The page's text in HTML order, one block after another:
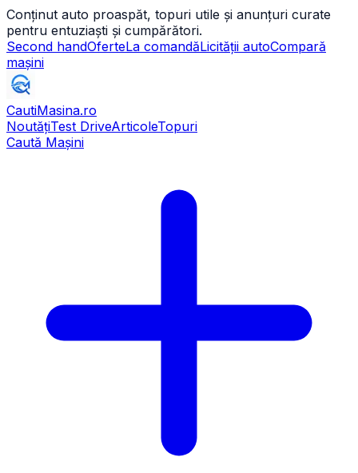
Conținut auto proaspăt, topuri utile și anunțuri curate
pentru entuziaști și cumpărători.
Second handOferteLa comandăLicității autoCompară
mașini
CautiMasina.ro
NoutățiTest DriveArticoleTopuri
Caută Mașini